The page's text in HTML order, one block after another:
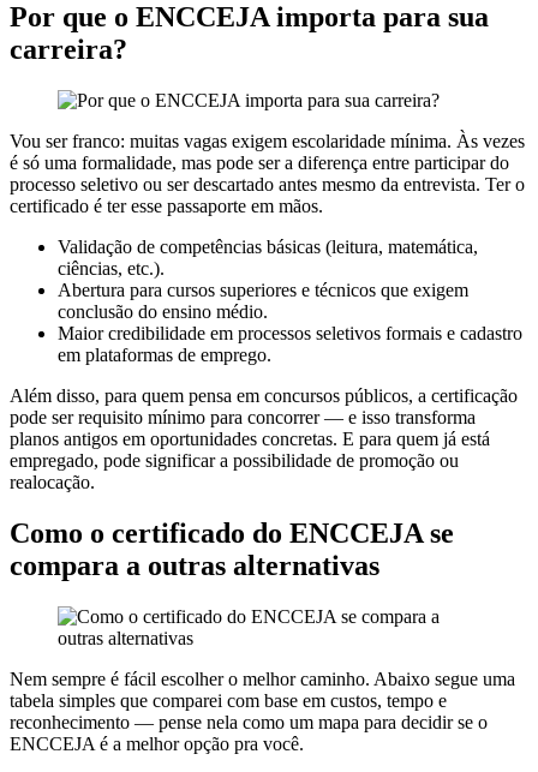
Por que o ENCCEJA importa para sua
carreira?
Vou ser franco: muitas vagas exigem escolaridade mínima. Às vezes
é só uma formalidade, mas pode ser a diferença entre participar do
processo seletivo ou ser descartado antes mesmo da entrevista. Ter o
certificado é ter esse passaporte em mãos.
Validação de competências básicas (leitura, matemática,
ciências, etc.).
Abertura para cursos superiores e técnicos que exigem
conclusão do ensino médio.
Maior credibilidade em processos seletivos formais e cadastro
em plataformas de emprego.
Além disso, para quem pensa em concursos públicos, a certificação
pode ser requisito mínimo para concorrer — e isso transforma
planos antigos em oportunidades concretas. E para quem já está
empregado, pode significar a possibilidade de promoção ou
realocação.
Como o certificado do ENCCEJA se
compara a outras alternativas
Nem sempre é fácil escolher o melhor caminho. Abaixo segue uma
tabela simples que comparei com base em custos, tempo e
reconhecimento — pense nela como um mapa para decidir se o
ENCCEJA é a melhor opção pra você.